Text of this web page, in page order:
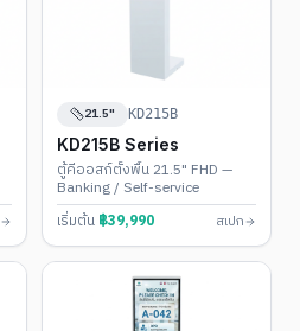
21.5" KD215B
KD215B Series
ตู้คีออสก์ตั้งพื้น 21.5" FHD —
Banking / Self-service
เริ่มต้น ฿39,990 สเปก